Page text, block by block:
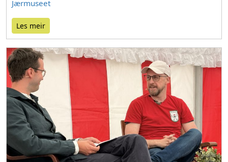
Jærmuseet
Les meir